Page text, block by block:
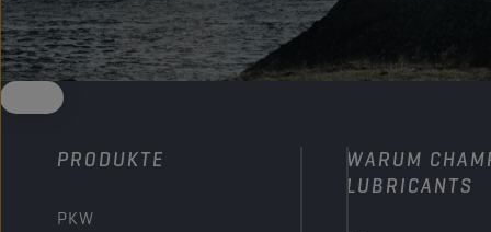
PRODUKTE
PKW
WARUM
LUBRICANTS